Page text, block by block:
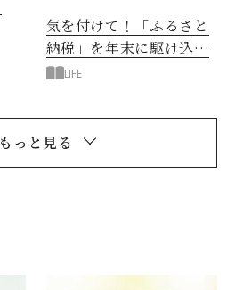
気を付けて！「ふるさと
納税」を年末に駆け込み
でする場合の注意点
LIFE
もっと見る